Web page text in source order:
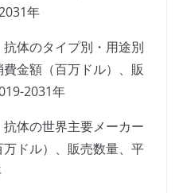
年
体のタイプ別・用途別
金額（百万ドル）、販
2031年
体の世界主要メーカー
ドル）、販売数量、平